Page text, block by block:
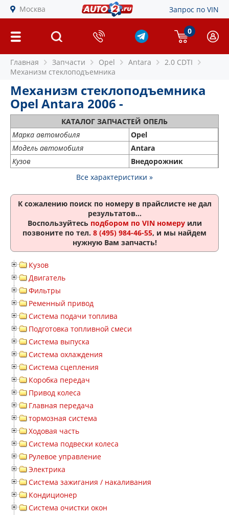
Москва Запрос по VIN
0
Главная Запчасти Opel Antara
2.0 CDTI
Механизм стеклоподъемника
Механизм стеклоподъемника
Opel Antara 2006 -
КАТАЛОГ ЗАПЧАСТЕЙ ОПЕЛЬ
Марка автомобиля
Opel
Модель автомобиля
Antara
Кузов
Внедорожник
Все характеристики »
К сожалению поиск по номеру в прайслисте не дал
результатов...
Воспользуйтесь подбором по VIN номеруили
позвоните по тел. 8 (495) 984-46-55, и мы найдем
нужную Вам запчасть!
Кузов
Двигатель
Фильтры
Ременный привод
Система подачи топлива
Подготовка топливной смеси
Система выпуска
Система охлаждения
Система сцепления
Коробка передач
Привод колеса
Главная передача
тормозная система
Ходовая часть
Система подвески колеса
Рулевое управление
Электрика
Система зажигания / накаливания
Кондиционер
Система очистки окон